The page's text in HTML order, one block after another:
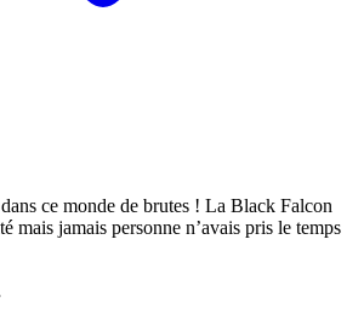
ce monde de brutes ! La Black Falcon
mais jamais personne n’avais pris le temps